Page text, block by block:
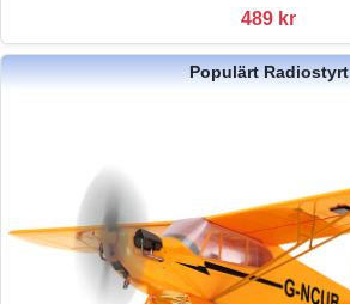
489 kr
Populärt Radiostyrt